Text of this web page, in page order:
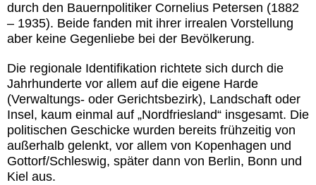
durch den Bauernpolitiker Cornelius Petersen (1882
– 1935). Beide fanden mit ihrer irrealen Vorstellung
aber keine Gegenliebe bei der Bevölkerung.
Die regionale Identifikation richtete sich durch die
Jahrhunderte vor allem auf die eigene Harde
(Verwaltungs- oder Gerichtsbezirk), Landschaft oder
Insel, kaum einmal auf „Nordfriesland“ insgesamt. Die
politischen Geschicke wurden bereits frühzeitig von
außerhalb gelenkt, vor allem von Kopenhagen und
Gottorf/Schleswig, später dann von Berlin, Bonn und
Kiel aus.